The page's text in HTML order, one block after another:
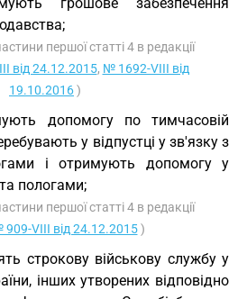
першої статті 4 в редакції
від 24.12.2015, № 1692-VIII від
19.10.2016)
допомогу по тимчасовій
у відпустці у зв'язку з
і отримують допомогу у
пологами;
першої статті 4 в редакції
909-VIII від 24.12.2015)
строкову військову службу у
інших утворених відповідно